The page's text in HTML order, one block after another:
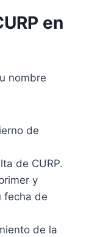
en
nombre
de
de CURP.
y
fecha de
de la